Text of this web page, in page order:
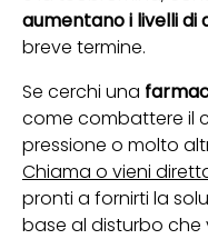
aumentano i livelli di
breve termine.
Se cerchi una
come combattere il
pressione o molto
Chiama o vieni
pronti a fornirti la
base al disturbo che